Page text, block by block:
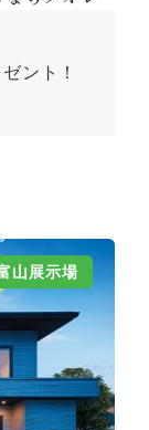
ント！
山展示場